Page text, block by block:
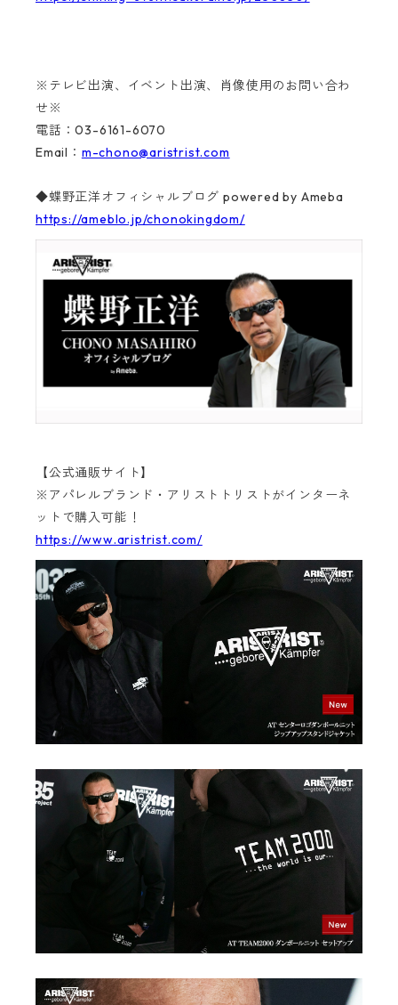
※テレビ出演、イベント出演、肖像使用のお問い合わ
せ※
電話：03-6161-6070
Email： m-chono@aristrist.com
◆蝶野正洋オフィシャルブログ powered by Ameba
https://ameblo.jp/chonokingdom/
【公式通販サイト】
※アパレルブランド・アリストトリストがインターネ
ットで購入可能！
https://www.aristrist.com/